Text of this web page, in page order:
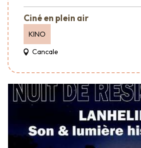
Ciné en plein air
KINO
Cancale